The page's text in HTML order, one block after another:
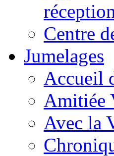
Centre
Jumelages
Accueil
Amitiée
Avec la